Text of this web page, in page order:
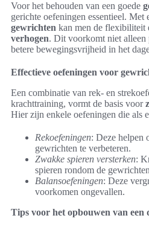
Voor het behouden van een goede
gerichte oefeningen essentieel. Met
gewrichten kan men de flexibiliteit
verhogen. Dit voorkomt niet alleen
betere bewegingsvrijheid in het
Effectieve oefeningen voor
Een combinatie van rek- en
krachttraining, vormt de basis voor
Hier zijn enkele oefeningen die als
Rekoefeningen: Deze helpen
gewrichten te verbeteren.
Zwakke spieren versterken:
spieren rondom de
Balansoefeningen: Deze
voorkomen ongevallen.
Tips voor het opbouwen van een